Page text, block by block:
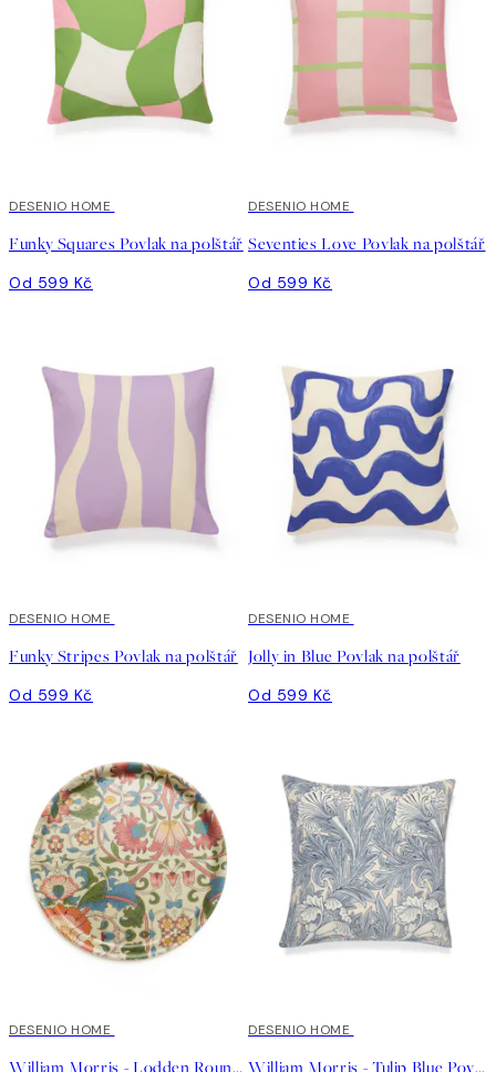
DESENIO HOME
Funky Squares Povlak na polštář
Od 599 Kč
DESENIO HOME
Seventies Love Povlak na polštář
Od 599 Kč
DESENIO HOME
Funky Stripes Povlak na polštář
Od 599 Kč
DESENIO HOME
Jolly in Blue Povlak na polštář
Od 599 Kč
DESENIO HOME
William Morris - Lodden Round Podnos
DESENIO HOME
William Morris - Tulip Blue Povlak na polštář